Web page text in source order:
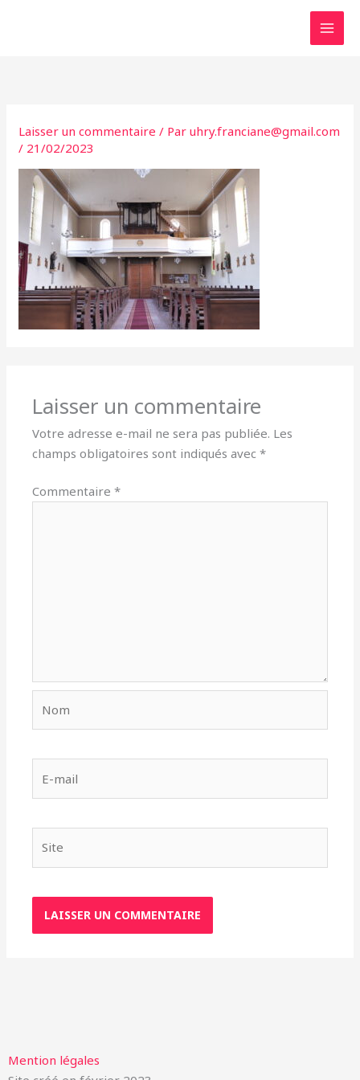
Laisser un commentaire / Paruhry.franciane@gmail.com
/ 21/02/2023
Laisser un commentaire
Votre adresse e-mail ne sera pas publiée. Les
champs obligatoires sont indiqués avec*
Commentaire*
mail
Mention légales